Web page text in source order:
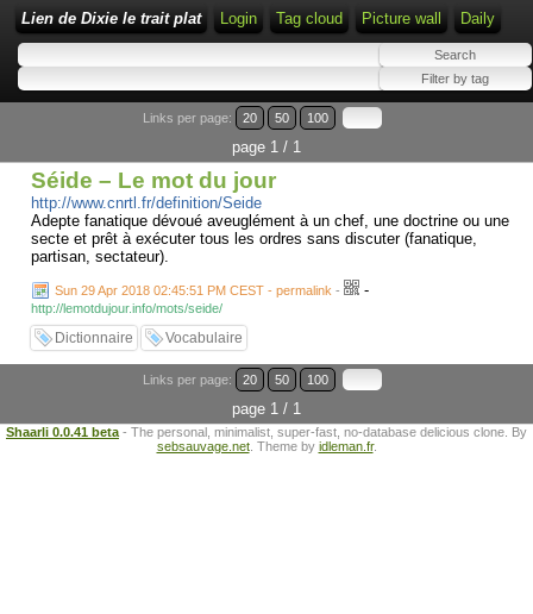
Lien de Dixie le trait plat Login Tag cloud Picture wall Daily
Links per page: 20 50 100
page 1 / 1
Séide – Le mot du jour
http://www.cnrtl.fr/definition/Seide
Adepte fanatique dévoué aveuglément à un chef, une doctrine ou une
secte et prêt à exécuter tous les ordres sans discuter (fanatique,
partisan, sectateur).
Sun 29 Apr 2018 02:45:51 PM CEST - permalink - -
http://lemotdujour.info/mots/seide/
Dictionnaire Vocabulaire
Links per page: 20 50 100
page 1 / 1
Shaarli 0.0.41 beta - The personal, minimalist, super-fast, no-database delicious clone. By
sebsauvage.net. Theme by idleman.fr.